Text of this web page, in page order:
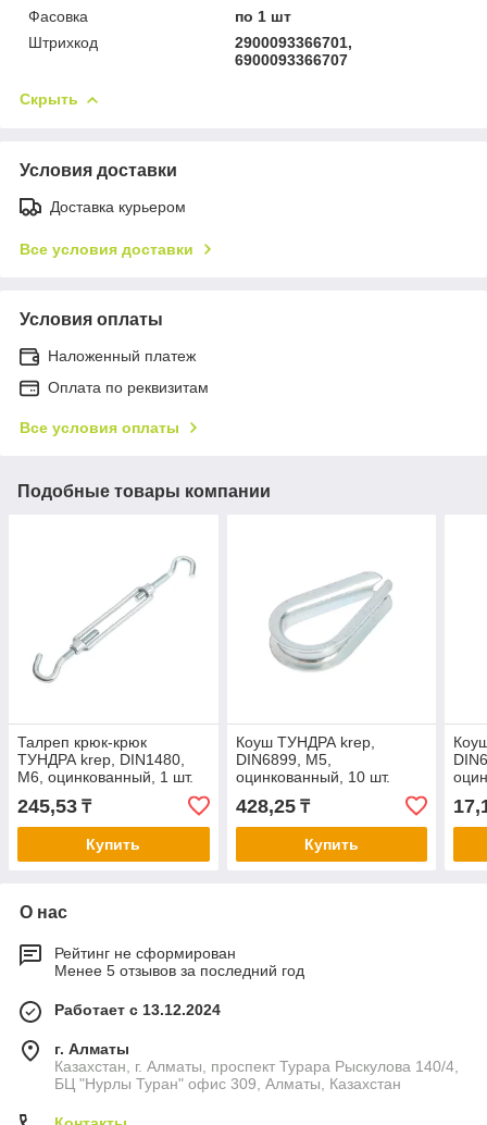
Фасовка
по 1 шт
Штрихкод
2900093366701,
6900093366707
Скрыть
Условия доставки
Доставка курьером
Все условия доставки
Условия оплаты
Наложенный платеж
Оплата по реквизитам
Все условия оплаты
Подобные товары компании
Талреп крюк-крюк
ТУНДРА krep, DIN1480,
М6, оцинкованный, 1 шт.
245,53 ₸
Купить
Коуш ТУНДРА krep,
DIN6899, М5,
оцинкованный, 10 шт.
428,25₸
Купить
О нас
Рейтинг не сформирован
Менее 5 отзывов за последний год
Работает с 13.12.2024
г. Алматы
Казахстан, г. Алматы, проспект Турара Рыскулова 140/4,
БЦ "Нурлы Туран" офис 309, Алматы, Казахстан